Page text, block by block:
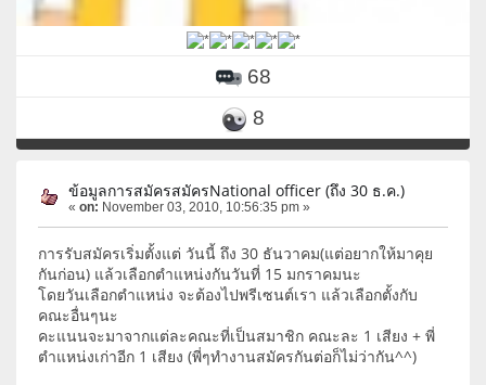
68
8
ข้อมูลการสมัครสมัครNational officer (ถึง 30 ธ.ค.)
« on: November 03, 2010, 10:56:35 pm »
การรับสมัครเริ่มตั้งแต่ วันนี้ ถึง 30 ธันวาคม(แต่อยากให้มาคุย
กันก่อน) แล้วเลือกตำแหน่งกันวันที่ 15 มกราคมนะ
โดยวันเลือกตำแหน่ง จะต้องไปพรีเซนต์เรา แล้วเลือกตั้งกับ
คณะอื่นๆนะ
คะแนนจะมาจากแต่ละคณะที่เป็นสมาชิก คณะละ 1 เสียง + พี่
ตำแหน่งเก่าอีก 1 เสียง (พี่ๆทำงานสมัครกันต่อก็ไม่ว่ากัน^^)